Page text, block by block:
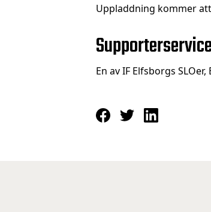
Uppladdning kommer
En av IF Elfsborgs